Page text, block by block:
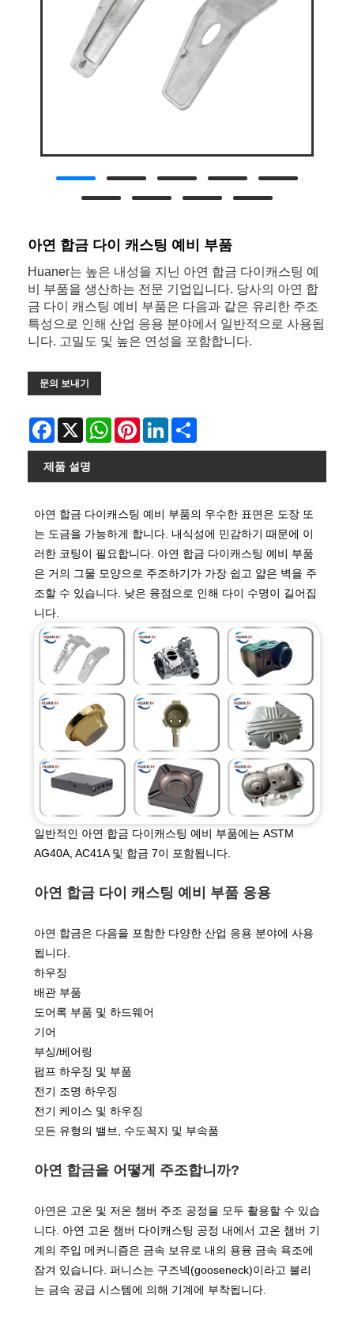
아연 합금 다이 캐스팅 예비 부품
Huaner는 높은 내성을 지닌 아연 합금 다이캐스팅 예
비 부품을 생산하는 전문 기업입니다. 당사의 아연 합
금 다이 캐스팅 예비 부품은 다음과 같은 유리한 주조
특성으로 인해 산업 응용 분야에서 일반적으로 사용됩
니다. 고밀도 및 높은 연성을 포함합니다.
문의 보내기
Facebook
X WhatsAppPinterestLinkedIn
제품 설명
아연 합금 다이캐스팅 예비 부품의 우수한 표면은 도장 또
는 도금을 가능하게 합니다. 내식성에 민감하기 때문에 이
러한 코팅이 필요합니다. 아연 합금 다이캐스팅 예비 부품
은 거의 그물 모양으로 주조하기가 가장 쉽고 얇은 벽을 주
조할 수 있습니다. 낮은 융점으로 인해 다이 수명이 길어집
니다.
일반적인 아연 합금 다이캐스팅 예비 부품에는 ASTM
AG40A, AC41A 및 합금 7이 포함됩니다.
아연 합금 다이 캐스팅 예비 부품 응용
아연 합금은 다음을 포함한 다양한 산업 응용 분야에 사용
됩니다.
하우징
배관 부품
도어록 부품 및 하드웨어
기어
부싱/베어링
펌프 하우징 및 부품
전기 조명 하우징
전기 케이스 및 하우징
모든 유형의 밸브, 수도꼭지 및 부속품
아연 합금을 어떻게 주조합니까?
아연은 고온 및 저온 챔버 주조 공정을 모두 활용할 수 있습
니다. 아연 고온 챔버 다이캐스팅 공정 내에서 고온 챔버 기
계의 주입 메커니즘은 금속 보유로 내의 용융 금속 욕조에
잠겨 있습니다. 퍼니스는 구즈넥(gooseneck)이라고 불리
는 금속 공급 시스템에 의해 기계에 부착됩니다.